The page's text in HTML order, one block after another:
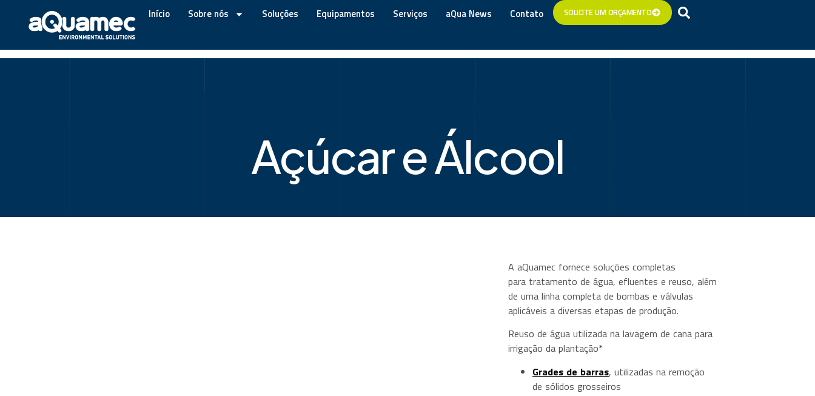
Início Sobre nós Soluções Equipamentos Serviços aQua News Contato SOLICITE UM ORÇAMENTO
Açúcar E Álcool
Açúcar e Álcool
A aQuamec fornece soluções completas
para tratamento de água, efluentes e reuso, além
de uma linha completa de bombas e válvulas
aplicáveis a diversas etapas de produção.
Reuso de água utilizada na lavagem de cana para
irrigação da plantação*
Grades de barras, utilizadas na remoção
de sólidos grosseiros